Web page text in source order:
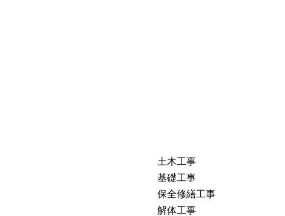
土木工事
基礎工事
保全修繕工事
解体工事